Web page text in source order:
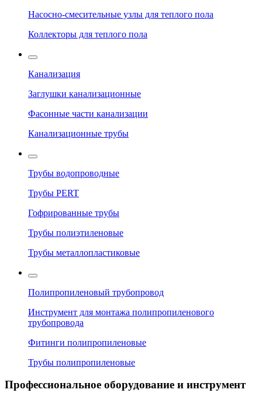
Насосно-смесительные узлы для теплого пола
Коллекторы для теплого пола
Канализация
Заглушки канализационные
Фасонные части канализации
Канализационные трубы
Трубы водопроводные
Трубы PERT
Гофрированные трубы
Трубы полиэтиленовые
Трубы металлопластиковые
Полипропиленовый трубопровод
Инструмент для монтажа полипропиленового
трубопровода
Фитинги полипропиленовые
Трубы полипропиленовые
Профессиональное оборудование и инструмент